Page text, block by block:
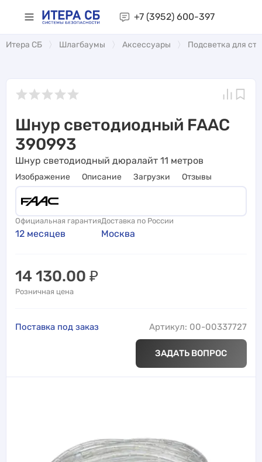
+7 (3952) 600-397
Итера СБ Шлагбаумы Аксессуары Подсветка для
Шнур светодиодный FAAC
390993
Шнур светодиодный дюралайт 11 метров
Изображение Описание Загрузки Отзывы
Официальная гарантия
12 месяцев
Доставка по России
Москва
14 130.00 ₽
Розничная цена
Поставка под заказ Артикул: 00-00337727
ЗАДАТЬ ВОПРОС